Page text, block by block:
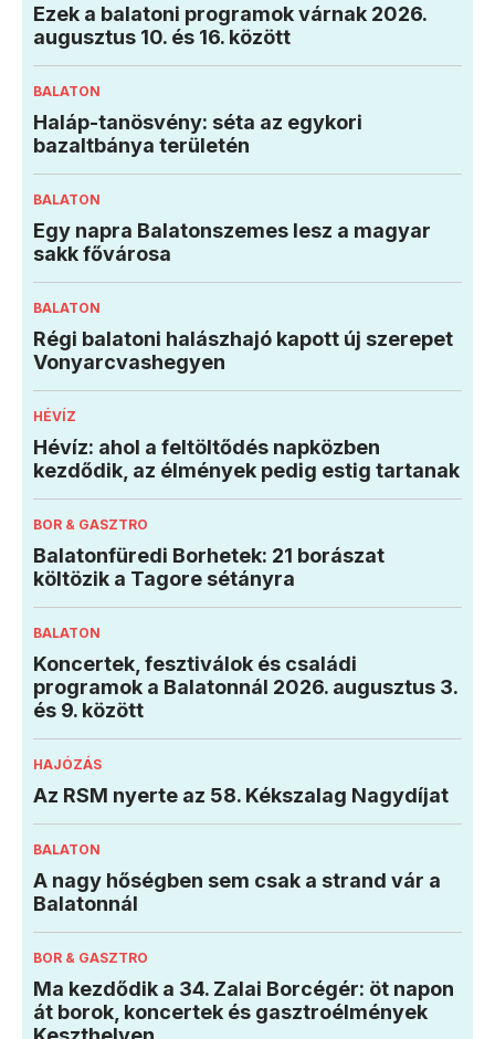
Ezek a balatoni programok várnak 2026.
augusztus 10. és 16. között
BALATON
Haláp-tanösvény: séta az egykori
bazaltbánya területén
BALATON
Egy napra Balatonszemes lesz a magyar
sakk fővárosa
BALATON
Régi balatoni halászhajó kapott új szerepet
Vonyarcvashegyen
HÉVÍZ
Hévíz: ahol a feltöltődés napközben
kezdődik, az élmények pedig estig tartanak
BOR & GASZTRO
Balatonfüredi Borhetek: 21 borászat
költözik a Tagore sétányra
BALATON
Koncertek, fesztiválok és családi
programok a Balatonnál 2026. augusztus 3.
és 9. között
HAJÓZÁS
Az RSM nyerte az 58. Kékszalag Nagydíjat
BALATON
A nagy hőségben sem csak a strand vár a
Balatonnál
BOR & GASZTRO
Ma kezdődik a 34. Zalai Borcégér: öt napon
át borok, koncertek és gasztroélmények